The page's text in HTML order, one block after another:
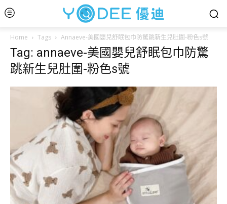
Home Tags Annaeve-美國嬰兒舒眠包巾防驚跳新生兒肚圍-粉色s號
Tag: annaeve-美國嬰兒舒眠包巾防驚
跳新生兒肚圍-粉色s號